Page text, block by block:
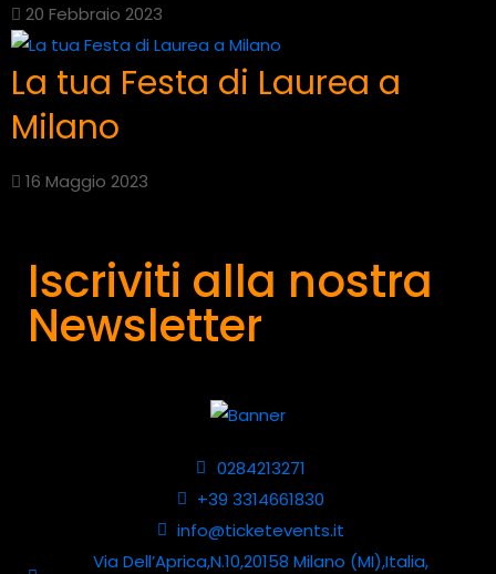
20 Febbraio 2023
La tua Festa di Laurea a
Milano
16 Maggio 2023
Iscriviti alla nostra
Newsletter
0284213271
+39 3314661830
info@ticketevents.it
Via Dell’Aprica,N.10,20158 Milano (MI),Italia,